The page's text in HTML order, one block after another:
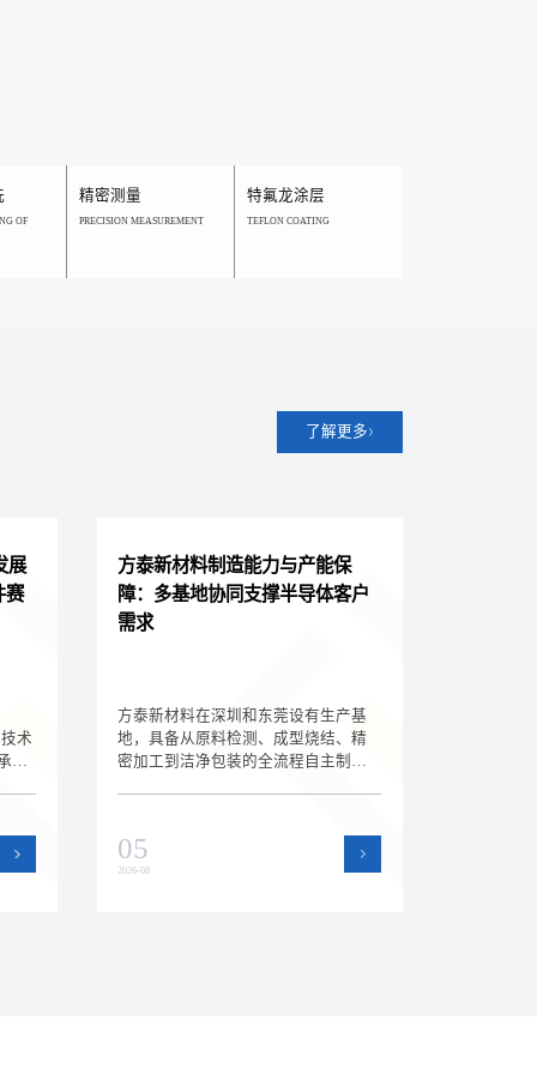
OF
精密测量
PRECISION MEASUREMENT
特氟龙涂层
TEFLON COATING
了解更多
展
赛
术
载
方泰新材料制造能力与产能保
障：多基地协同支撑半导体客户
需求
方泰新材料在深圳和东莞设有生产基
地，具备从原料检测、成型烧结、精
密加工到洁净包装的全流程自主制造
05
2026-08